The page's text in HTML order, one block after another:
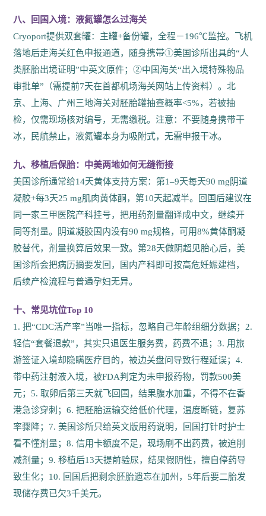
八、回国入境：液氮罐怎么过海关
Cryoport提供双套罐：主罐+备份罐，全程－196℃监控。飞机
落地后走海关红色申报通道，随身携带①美国诊所出具的“人
类胚胎出境证明”中英文原件；②中国海关“出入境特殊物品
审批单”（需提前7天在首都机场海关网站上传资料）。北
京、上海、广州三地海关对胚胎罐抽查概率<5%，若被抽
检，仅需现场核对编号，无需缴税。注意：不要随身携带干
冰，民航禁止，液氮罐本身为吸附式，无需申报干冰。
九、移植后保胎：中美两地如何无缝衔接
美国诊所通常给14天黄体支持方案：第1–9天每天90 mg阴道
凝胶+每3天25 mg肌肉黄体酮，第10天起减半。回国后建议在
同一家三甲医院产科挂号，把用药剂量翻译成中文，继续开
同等剂量。阴道凝胶国内没有90 mg规格，可用8%黄体酮凝
胶替代，剂量换算后效果一致。第28天做阴超见胎心后，美
国诊所会把病历摘要发回，国内产科即可按高危妊娠建档，
后续产检流程与普通孕妇无异。
十、常见坑位Top 10
1. 把“CDC活产率”当唯一指标，忽略自己年龄组细分数据；2.
轻信“套餐退款”，其实只退医生服务费，药费不退；3. 用旅
游签证入境却隐瞒医疗目的，被边关盘问导致行程延误；4.
带中药注射液入境，被FDA判定为未申报药物，罚款500美
元；5. 取卵后第三天就飞回国，结果腹水加重，不得不在香
港急诊穿刺；6. 把胚胎运输交给低价代理，温度断链，复苏
率骤降；7. 美国诊所只给英文版用药说明，回国打针时护士
看不懂剂量；8. 信用卡额度不足，现场刷不出药费，被迫削
减剂量；9. 移植后13天提前验尿，结果假阴性，擅自停药导
致生化；10. 回国后把剩余胚胎遗忘在加州，5年后要二胎发
现储存费已欠3千美元。